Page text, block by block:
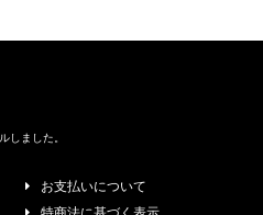
しました。
お支払いについて